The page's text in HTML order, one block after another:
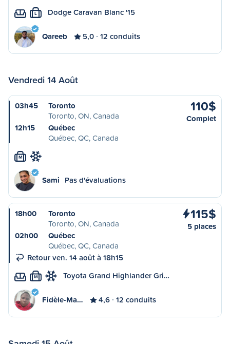
L Dodge Caravan Blanc '15
Qareeb 5,0 12 conduits
Vendredi 14 Août
03h45
Toronto
Toronto, ON, Canada
12h15
Québec
Québec, QC, Canada
110$
Complet
M
Sami Pas d'évaluations
18h00
Toronto
Toronto, ON, Canada
02h00
Québec
Québec, QC, Canada
Retour ven. 14 août à 18h15
115$
5 places
M Toyota Grand Highlander Gri…
Fidèle-Ma… 4,6 12 conduits